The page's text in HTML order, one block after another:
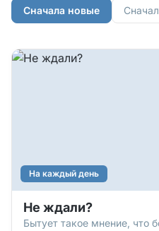
Сначала новые
На каждый день
Не ждали?
Бытует такое мнение, что